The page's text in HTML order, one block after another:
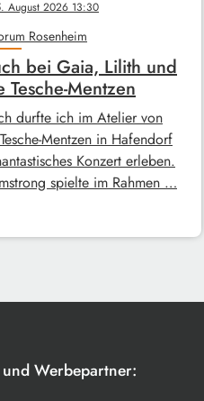
. August 2026 13:30
Rosenheim
bei Gaia, Lilith und
Tesche-Mentzen
durfte ich im Atelier von
Mentzen in Hafendorf
Konzert erleben.
spielte im Rahmen …
Werbepartner: